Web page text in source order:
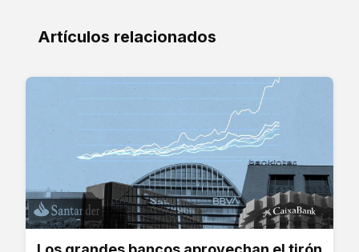
Artículos relacionados